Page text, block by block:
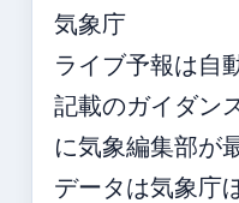
気象庁
ライブ予報は自
記載のガイダン
に気象編集部が
データは気象庁